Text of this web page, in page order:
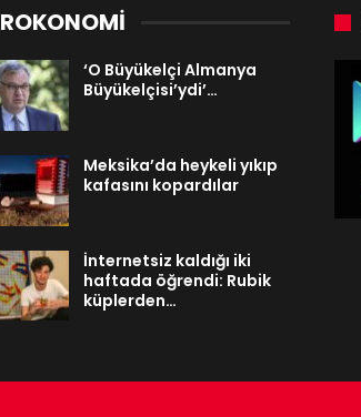
ROKONOMİ
‘O Büyükelçi Almanya
Büyükelçisi’ydi’…
Meksika’da heykeli yıkıp
kafasını kopardılar
İnternetsiz kaldığı iki
haftada öğrendi: Rubik
küplerden…